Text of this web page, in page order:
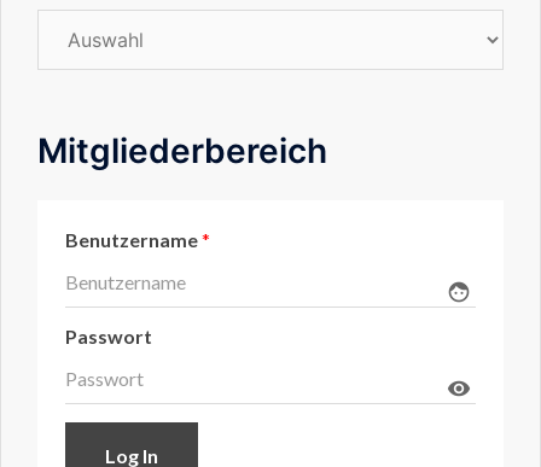
Mitgliederbereich
Benutzername*
face
Passwort
visibility